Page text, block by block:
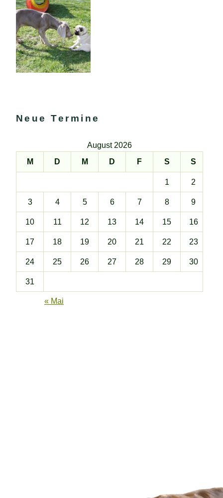
Neue Termine
August 2026
M
D M D F S S
1 2
3 4 5 6 7 8 9
10 11 12 13 14 15 16
17 18 19 20 21 22 23
24 25 26 27 28 29 30
31
« Mai